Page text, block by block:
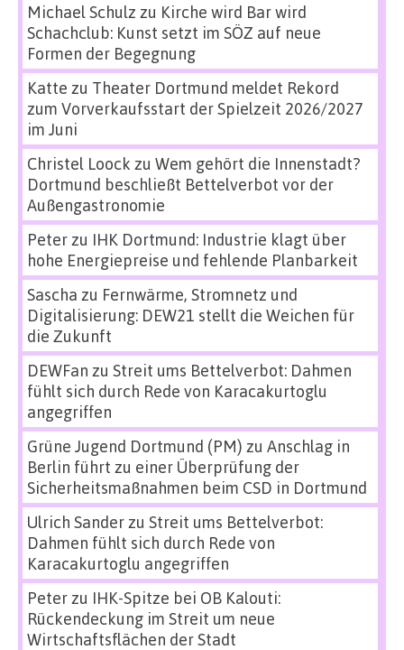
Michael Schulz zu Kirche wird Bar wird
Schachclub: Kunst setzt im SÖZ auf neue
Formen der Begegnung
Katte zu Theater Dortmund meldet Rekord
zum Vorverkaufsstart der Spielzeit 2026/2027
im Juni
Christel Loock zu Wem gehört die Innenstadt?
Dortmund beschließt Bettelverbot vor der
Außengastronomie
Peterzu IHK Dortmund: Industrie klagt über
hohe Energiepreise und fehlende Planbarkeit
Sascha zu Fernwärme, Stromnetz und
Digitalisierung: DEW21 stellt die Weichen für
die Zukunft
DEWFan zu Streit ums Bettelverbot: Dahmen
fühlt sich durch Rede von Karacakurtoglu
angegriffen
Grüne Jugend Dortmund (PM) zu Anschlag in
Berlin führt zu einer Überprüfung der
Sicherheitsmaßnahmen beim CSD in Dortmund
Ulrich Sanderzu Streit ums Bettelverbot:
Dahmen fühlt sich durch Rede von
Karacakurtoglu angegriffen
Peterzu IHK-Spitze bei OB Kalouti:
Rückendeckung im Streit um neue
Wirtschaftsflächen der Stadt